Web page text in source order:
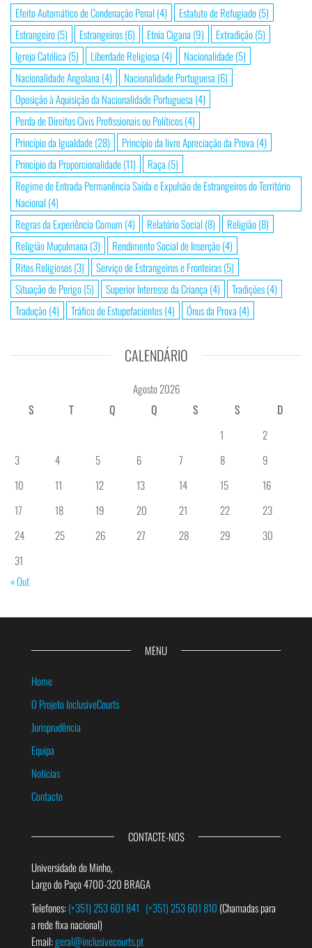
Efeito Automático de Condenação Penal (4) Estatuto de Refugiado(5)
Estrangeiro(5) Estrangeiros(6) Etnia Cigana (9) Extradição(5)
Igreja Católica (5) Liberdade Religiosa (4) Nacionalidade(5)
Nacionalidade Angolana (4) Nacionalidade Portuguesa (6)
Oposição à Aquisição da Nacionalidade Portuguesa (4)
Perda de Direitos Civis Profissionais ou Políticos(4)
Princípio da Igualdade(28) Princípio da livre Apreciação da Prova (4)
Princípio da Proporcionalidade(11) Raça (5)
Regime de Entrada Permanência Saída e Expulsão de Estrangeiros do Território
Nacional (4)
Regras da Experiência Comum (4) Relatório Social (8) Religião(8)
Religião Muçulmana (3) Rendimento Social de Inserção(4)
Ritos Religiosos(3) Serviço de Estrangeiros e Fronteiras(5)
Situação de Perigo(5) Superior Interesse da Criança (4) Tradições(4)
Tradução(4) Tráfico de Estupefacientes(4) Ónus da Prova (4)
CALENDÁRIO
Agosto 2026
S
T Q Q S S
D
1
2
3
4 5 6 7 8
9
10
11 12 13 14 15
16
17
18 19 20 21 22
23
24
25 26 27 28 29
30
31
« Out
MENU
Home
O Projeto InclusiveCourts
Jurisprudência
Equipa
Notícias
Contacto
CONTACTE-NOS
Universidade do Minho,
Largo do Paço 4700-320 BRAGA
Telefones:(+351) 253 601 841 (+351) 253 601 810 (Chamadas para
a rede fixa nacional)
Email:geral@inclusivecourts.pt